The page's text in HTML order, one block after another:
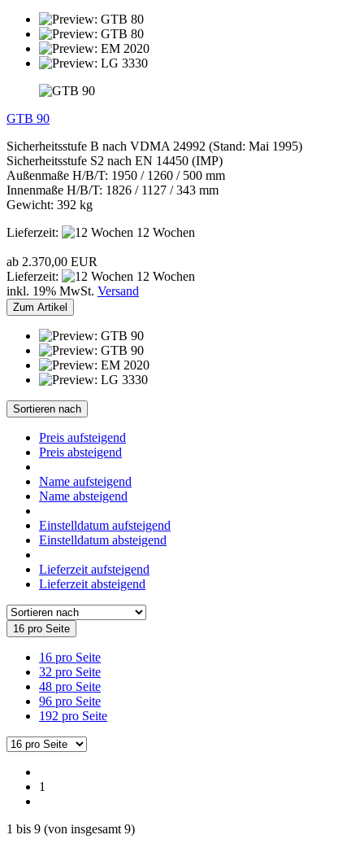
GTB 90
Sicherheitsstufe B nach VDMA 24992 (Stand: Mai 1995)
Sicherheitsstufe S2 nach EN 14450 (IMP)
Außenmaße H/B/T: 1950 / 1260 / 500 mm
Innenmaße H/B/T: 1826 / 1127 / 343 mm
Gewicht: 392 kg
Lieferzeit:
12 Wochen
ab 2.370,00 EUR
Lieferzeit:
12 Wochen
inkl. 19% MwSt. Versand
Zum Artikel
Sortieren nach
Preis aufsteigend
Preis absteigend
Name aufsteigend
Name absteigend
Einstelldatum aufsteigend
Einstelldatum absteigend
Lieferzeit aufsteigend
Lieferzeit absteigend
16 pro Seite
16 pro Seite
32 pro Seite
48 pro Seite
96 pro Seite
192 pro Seite
1
1 bis 9 (von insgesamt 9)